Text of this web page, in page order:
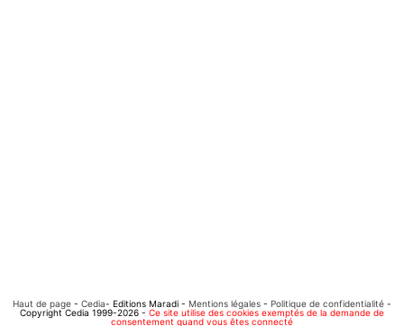
Haut de page - Cedia- Editions Maradi - Mentions légales - Politique de confidentialité -
Copyright Cedia 1999-2026 - Ce site utilise des cookies exemptés de la demande de
consentement quand vous êtes connecté